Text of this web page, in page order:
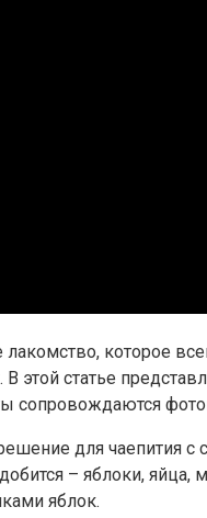
которое
статье
для чаепития
– яблоки, яйца,
яблок.